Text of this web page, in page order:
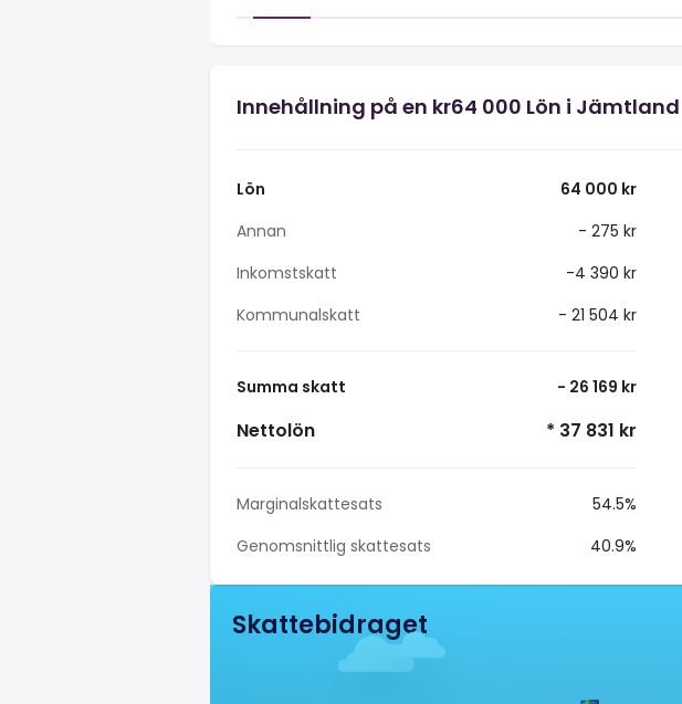
Innehållning på en kr64 000 Lön i Jämtland
Lön
64 000 kr
Annan
- 275 kr
Inkomstskatt
-4 390 kr
Kommunalskatt
- 21 504 kr
Summa skatt - 26 169 kr
Nettolön * 37 831 kr
Marginalskattesats
54.5%
Genomsnittlig skattesats
40.9%
Skattebidraget